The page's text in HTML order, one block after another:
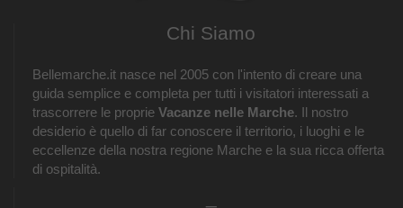
Chi Siamo
Bellemarche.it nasce nel 2005 con l'intento di creare una
guida semplice e completa per tutti i visitatori interessati a
trascorrere le proprie Vacanze nelle Marche. Il nostro
desiderio è quello di far conoscere il territorio, i luoghi e le
eccellenze della nostra regione Marche e la sua ricca offerta
di ospitalità.